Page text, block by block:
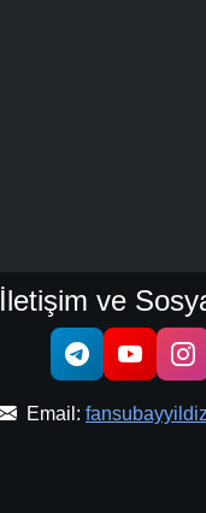
İletişim ve
Email: